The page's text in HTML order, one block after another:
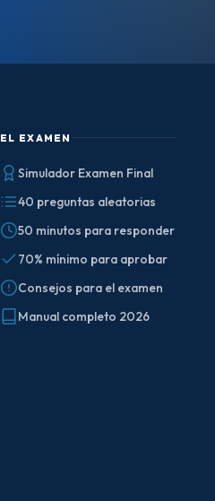
EL EXAMEN
Simulador Examen Final
40 preguntas aleatorias
50 minutos para responder
70% mínimo para aprobar
Consejos para el examen
Manual completo 2026